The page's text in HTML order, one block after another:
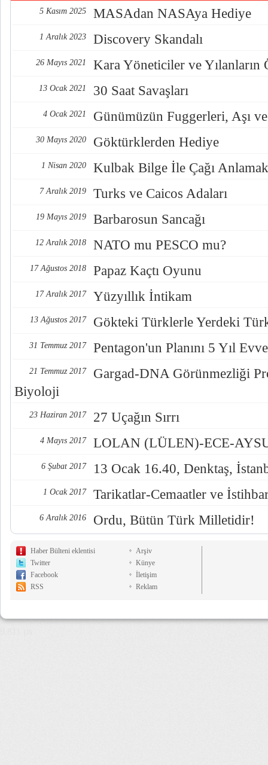
5 Kasım 2025 MASAdan NASAya Hediye
1 Aralık 2023 Discovery Skandalı
26 Mayıs 2021 Kara Yöneticiler ve Yılanların
13 Ocak 2021 30 Saat Savaşları
4 Ocak 2021 Günümüzün Fuggerleri, Aşı
30 Mayıs 2020 Göktürklerden Hediye
1 Nisan 2020 Kulbak Bilge İle Çağı Anlamak
7 Aralık 2019 Turks ve Caicos Adaları
19 Mayıs 2019 Barbarosun Sancağı
12 Aralık 2018 NATO mu PESCO mu?
17 Ağustos 2018 Papaz Kaçtı Oyunu
17 Aralık 2017 Yüzyıllık İntikam
13 Ağustos 2017 Gökteki Türklerle Yerdeki
31 Temmuz 2017 Pentagon'un Planını 5 Yıl
21 Temmuz 2017
Gargad-DNA Görünmezliği
Biyoloji
23 Haziran 2017 27 Uçağın Sırrı
4 Mayıs 2017 LOLAN (LÜLEN)-ECE-
6 Şubat 2017 13 Ocak 16.40, Denktaş,
1 Ocak 2017 Tarikatlar-Cemaatler ve
6 Aralık 2016 Ordu, Bütün Türk Milletidir!
Haber Bülteni eklentisi
Twitter
Facebook
RSS
Arşiv
Künye
İletişim
Reklam